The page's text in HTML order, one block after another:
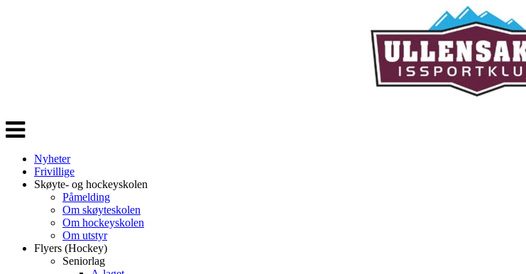
Veksle
navigasjon
Nyheter
Frivillige
Skøyte- og hockeyskolen
Påmelding
Om skøyteskolen
Om hockeyskolen
Om utstyr
Flyers (Hockey)
Seniorlag